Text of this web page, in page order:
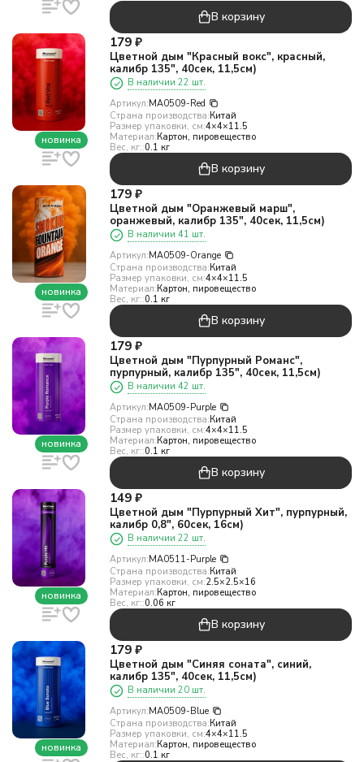
В корзину
новинка
179 ₽
Цветной дым "Красный вокс", красный,
калибр 135", 40сек, 11,5см)
В наличии 22 шт.
Артикул:MA0509-Red
Страна производства:Китай
Размер упаковки, см:4×4×11.5
Материал:Картон, пировещество
Вес, кг::0.1 кг
В корзину
новинка
179 ₽
Цветной дым "Оранжевый марш",
оранжевый, калибр 135", 40сек, 11,5см)
В наличии 41 шт.
Артикул:MA0509-Orange
Страна производства:Китай
Размер упаковки, см:4×4×11.5
Материал:Картон, пировещество
Вес, кг::0.1 кг
В корзину
новинка
179 ₽
Цветной дым "Пурпурный Романс",
пурпурный, калибр 135", 40сек, 11,5см)
В наличии 42 шт.
Артикул:MA0509-Purple
Страна производства:Китай
Размер упаковки, см:4×4×11.5
Материал:Картон, пировещество
Вес, кг::0.1 кг
В корзину
новинка
149 ₽
Цветной дым "Пурпурный Хит", пурпурный,
калибр 0,8", 60сек, 16см)
В наличии 22 шт.
Артикул:MA0511-Purple
Страна производства:Китай
Размер упаковки, см:2.5×2.5×16
Материал:Картон, пировещество
Вес, кг::0.06 кг
В корзину
новинка
179 ₽
Цветной дым "Синяя соната", синий,
калибр 135", 40сек, 11,5см)
В наличии 20 шт.
Артикул:MA0509-Blue
Страна производства:Китай
Размер упаковки, см:4×4×11.5
Материал:Картон, пировещество
Вес, кг::0.1 кг